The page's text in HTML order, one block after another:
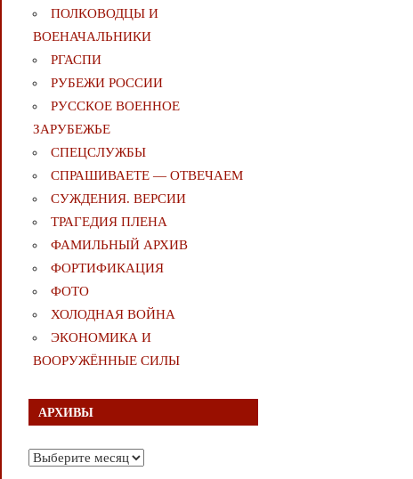
ПОЛКОВОДЦЫ И
ВОЕНАЧАЛЬНИКИ
РГАСПИ
РУБЕЖИ РОССИИ
РУССКОЕ ВОЕННОЕ
ЗАРУБЕЖЬЕ
СПЕЦСЛУЖБЫ
СПРАШИВАЕТЕ — ОТВЕЧАЕМ
СУЖДЕНИЯ. ВЕРСИИ
ТРАГЕДИЯ ПЛЕНА
ФАМИЛЬНЫЙ АРХИВ
ФОРТИФИКАЦИЯ
ФОТО
ХОЛОДНАЯ ВОЙНА
ЭКОНОМИКА И
ВООРУЖЁННЫЕ СИЛЫ
АРХИВЫ
Архивы